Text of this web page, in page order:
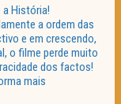
História!
a ordem das
e em crescendo,
o filme perde muito
dos factos!
mais